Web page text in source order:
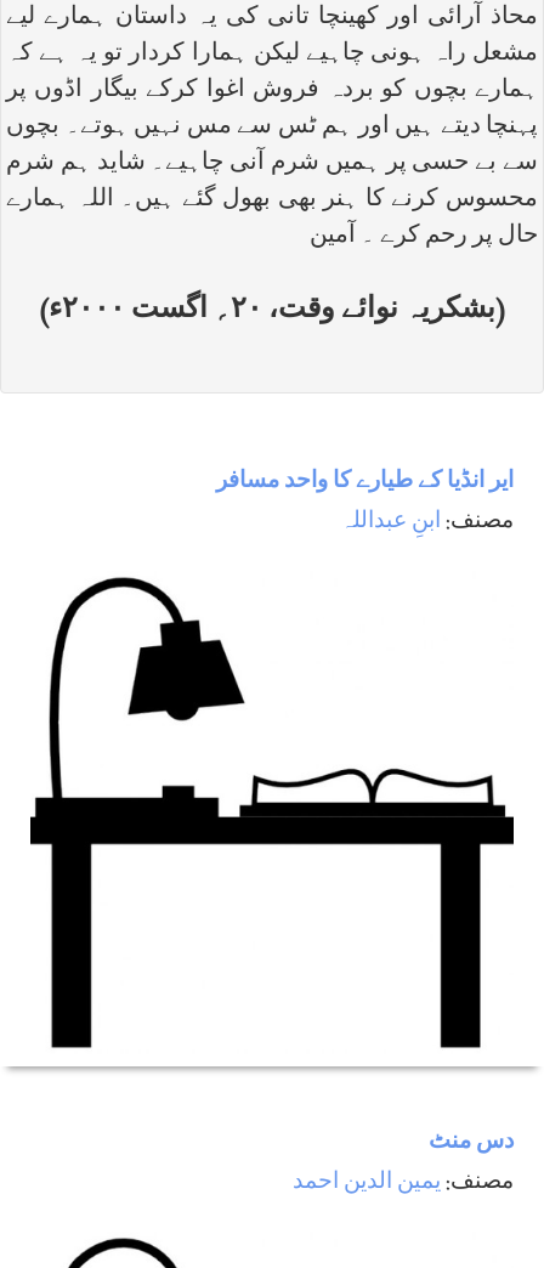
محاذ آرائی اور کھینچا تانی کی یہ داستان ہمارے لیے
مشعل راہ ہونی چاہیے لیکن ہمارا کردار تو یہ ہے کہ
ہمارے بچوں کو بردہ فروش اغوا کرکے بیگار اڈوں پر
پہنچا دیتے ہیں اور ہم ٹس سے مس نہیں ہوتے۔ بچوں
سے بے حسی پر ہمیں شرم آنی چاہیے۔ شاید ہم شرم
محسوس کرنے کا ہنر بھی بھول گئے ہیں۔ اللہ ہمارے
حال پر رحم کرے ۔ آمین
(بشکریہ نوائے وقت، ۲۰؍ اگست ۲۰۰۰ء)
اير انڈيا كے طيارے كا واحد مسافر
مصنف: ابنِ عبداللہ
دس منٹ
مصنف:يمين الدين احمد